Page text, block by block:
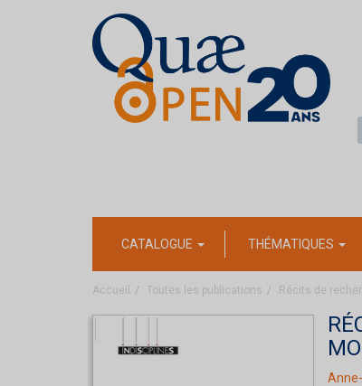
CATALOGUE THÉMATIQUES
Accueil Toutes les publications Récits de